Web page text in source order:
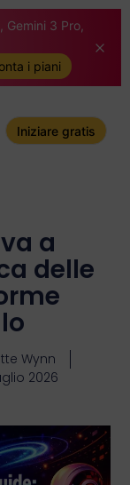
3 Pro,
i piani
Iniziare gratis
a
delle
Wynn
2026